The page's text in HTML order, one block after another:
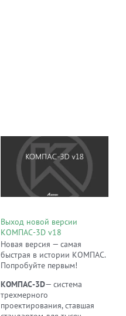
Выход новой версии
КОМПАС-3D v18
Новая версия — самая
быстрая в истории КОМПАС.
Попробуйте первым!
КОМПАС-3D— система
трехмерного
проектирования, ставшая